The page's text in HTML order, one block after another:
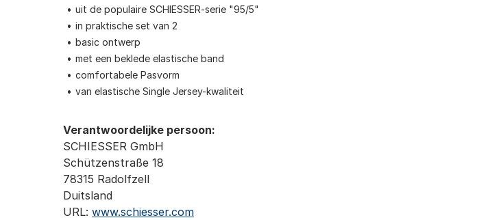
uit de populaire SCHIESSER-serie "95/5"
in praktische set van 2
basic ontwerp
met een beklede elastische band
comfortabele Pasvorm
van elastische Single Jersey-kwaliteit
Verantwoordelijke persoon:
SCHIESSER GmbH
Schützenstraße 18
78315 Radolfzell
Duitsland
URL: www.schiesser.com